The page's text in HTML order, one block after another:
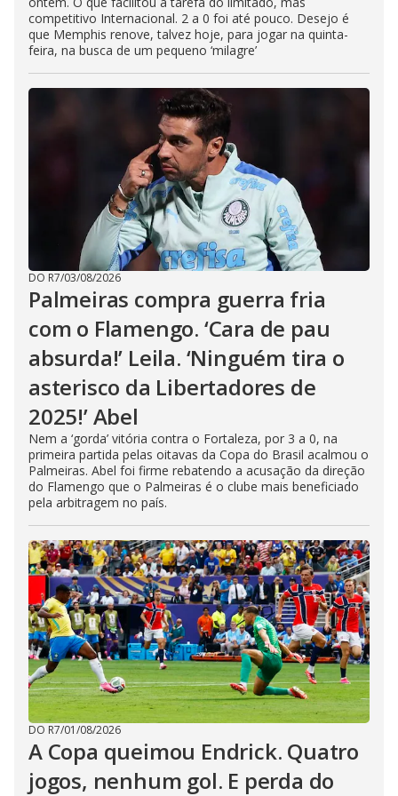
competitivo Internacional. 2 a 0 foi até pouco. Desejo é
que Memphis renove, talvez hoje, para jogar na quinta-
feira, na busca de um pequeno ‘milagre’
DO R7/03/08/2026
Palmeiras compra guerra fria
com o Flamengo. ‘Cara de pau
absurda!’ Leila. ‘Ninguém tira o
asterisco da Libertadores de
2025!’ Abel
Nem a ‘gorda’ vitória contra o Fortaleza, por 3 a 0, na
primeira partida pelas oitavas da Copa do Brasil acalmou o
Palmeiras. Abel foi firme rebatendo a acusação da direção
do Flamengo que o Palmeiras é o clube mais beneficiado
pela arbitragem no país.
DO R7/01/08/2026
A Copa queimou Endrick. Quatro
jogos, nenhum gol. E perda do